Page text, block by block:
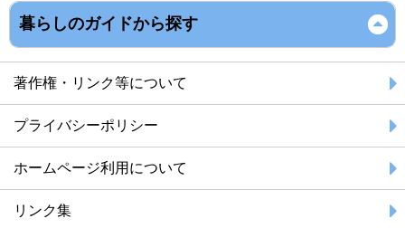
暮らしのガイドから探す
著作権・リンク等について
プライバシーポリシー
ホームページ利用について
リンク集